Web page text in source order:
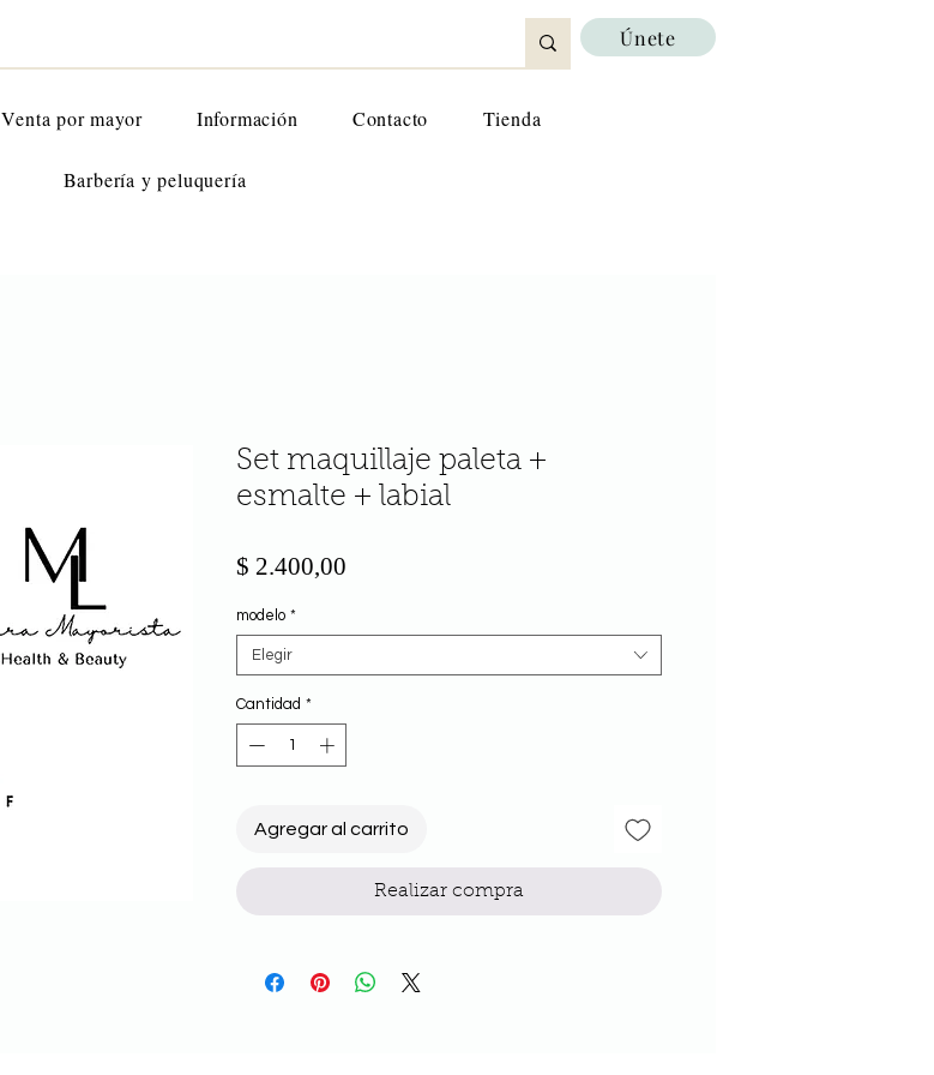
Únete
Venta por mayor Información Contacto Tienda
Barbería y peluquería
Set maquillaje paleta +
esmalte + labial
$ 2.400,00
modelo *
Elegir
Cantidad *
Agregar al carrito
Realizar compra